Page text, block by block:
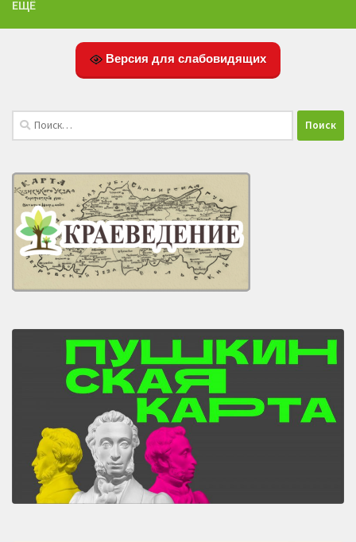
ЕЩЁ
Версия для слабовидящих
Найти: